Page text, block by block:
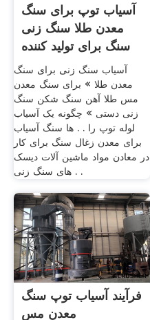
آسیاب توپ برای سنگ
معدن طلا سنگ زنی
سنگ برای تولید کننده
فروش
آسیاب سنگ زنی برای سنگ
معدن طلا » برای سنگ معدن
مس طلا آهن سنگ شکن سنگ
زنی دستی » چگونه یک آسیاب
لوله توپ را . . ها سنگ آسیاب
برای معدن زغال سنگ برای کار
در معادن مواد ماشین آلات دیسک
های سنگ زنی . .
فرآیند آسیاب توپ سنگ
معدن مس